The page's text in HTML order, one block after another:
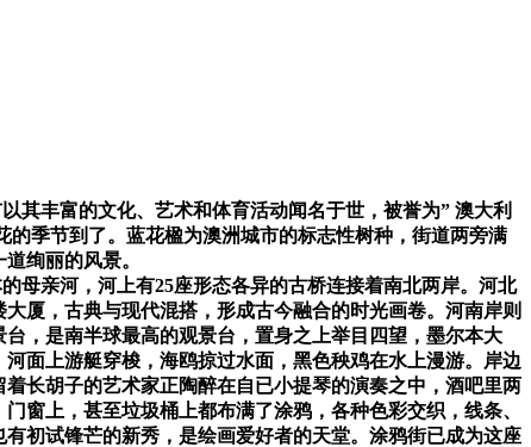
其丰富的文化、艺术和体育活动闻名于世，被誉为” 澳大利
季节到了。蓝花楹为澳洲城市的标志性树种，街道两旁满
绚丽的风景。
母亲河，河上有25座形态各异的古桥连接着南北两岸。河北
厦，古典与现代混搭，形成古今融合的时光画卷。河南岸则
台，是南半球最高的观景台，置身之上举目四望，墨尔本大
面上游艇穿梭，海鸥掠过水面，黑色秧鸡在水上漫游。岸边
长胡子的艺术家正陶醉在自已小提琴的演奏之中，酒吧里两
窗上，甚至垃圾桶上都布满了涂鸦，各种色彩交织，线条、
初试锋芒的新秀，是绘画爱好者的天堂。涂鸦街已成为这座